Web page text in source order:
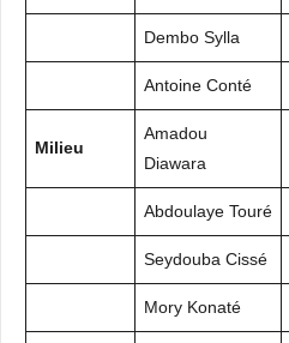
Dembo Sylla
Antoine Conté
Milieu
Amadou
Diawara
Abdoulaye Touré
Seydouba Cissé
Mory Konaté